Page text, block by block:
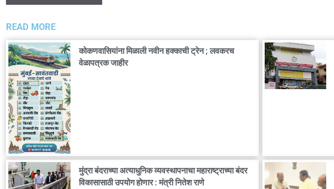
READ MORE
कोकणवासियांना मिळाली नवीन हक्काची ट्रेन ; लवकरच
वेळापत्रक जाहीर
मुंद्रा बंदराच्या अत्याधुनिक व्यवस्थापनाचा महाराष्ट्राच्या बंदर
विकासासाठी उपयोग होणार : मंत्री नितेश राणे